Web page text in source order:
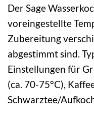
Der Sage
voreingestellte
Zubereitung
abgestimmt sind.
Einstellungen für
(ca. 70-75°C),
Schwarztee/